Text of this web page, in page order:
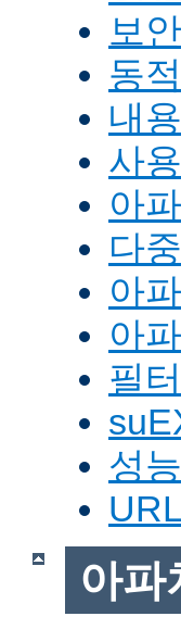
보
동
내
사
아
다
아
아
필터
성
아파